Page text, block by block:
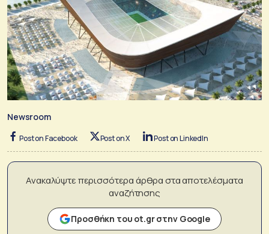
Newsroom
Post on Facebook Post on X Post on LinkedIn
Ανακαλύψτε περισσότερα άρθρα στα αποτελέσματα
αναζήτησης
Προσθήκη του ot.gr στην Google